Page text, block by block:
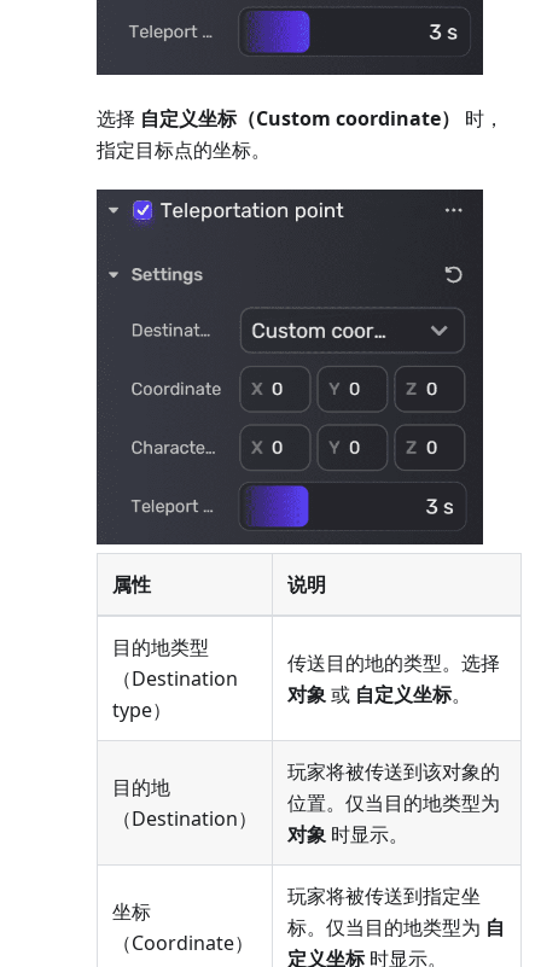
选择 自定义坐标（Custom coordinate）
时，
指定目标点的坐标。
属性 说明
目的地类型
（Destination
type）
传送目的地的类型。选择
对象或 自定义坐标。
目的地
（Destination）
玩家将被传送到该对象的
位置。仅当目的地类型为
对象 时显示。
坐标
（Coordinate）
玩家将被传送到指定坐
标。仅当目的地类型为 自
定义坐标时显示。